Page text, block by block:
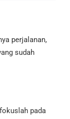
perjalanan,
sudah
pada